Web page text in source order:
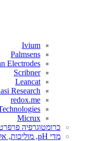
Ivium
Palmsens
Electrodes
Scribner
Leancat
Research
redox.me
Micrux
כרומטוגרפיה
מדי pH, מוליכות, אלקטרודות ועוד